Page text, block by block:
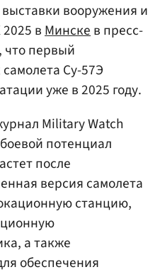
вооружения и
вМинскев пресс-
что первый
Су-57Э
уже в 2025 году.
Military Watch
потенциал
после
версия самолета
станцию,
а также
обеспечения